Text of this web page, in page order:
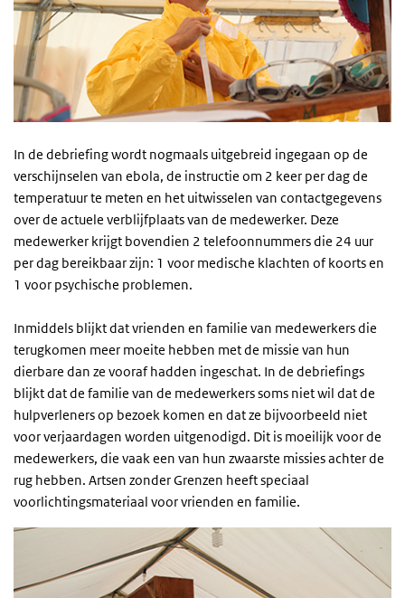
In de debriefing wordt nogmaals uitgebreid ingegaan op de
verschijnselen van ebola, de instructie om 2 keer per dag de
temperatuur te meten en het uitwisselen van contactgegevens
over de actuele verblijfplaats van de medewerker. Deze
medewerker krijgt bovendien 2 telefoonnummers die 24 uur
per dag bereikbaar zijn: 1 voor medische klachten of koorts en
1 voor psychische problemen.
Inmiddels blijkt dat vrienden en familie van medewerkers die
terugkomen meer moeite hebben met de missie van hun
dierbare dan ze vooraf hadden ingeschat. In de debriefings
blijkt dat de familie van de medewerkers soms niet wil dat de
hulpverleners op bezoek komen en dat ze bijvoorbeeld niet
voor verjaardagen worden uitgenodigd. Dit is moeilijk voor de
medewerkers, die vaak een van hun zwaarste missies achter de
rug hebben. Artsen zonder Grenzen heeft speciaal
voorlichtingsmateriaal voor vrienden en familie.